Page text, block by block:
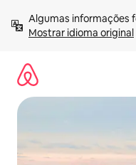
para
Mostrar idioma original